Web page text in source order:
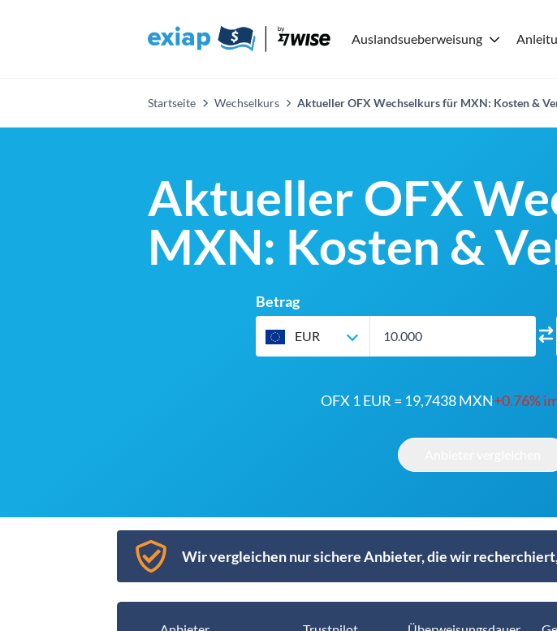
Auslandsueberweisung
Startseite Wechselkurs Aktueller OFX Wechselkurs für MXN: Kosten &
Aktueller OFX
MXN: Kosten &
Betrag
EUR
OFX 1 EUR = 19,7438 MXN+0.76%
Wir vergleichen nur sichere Anbieter, die wir